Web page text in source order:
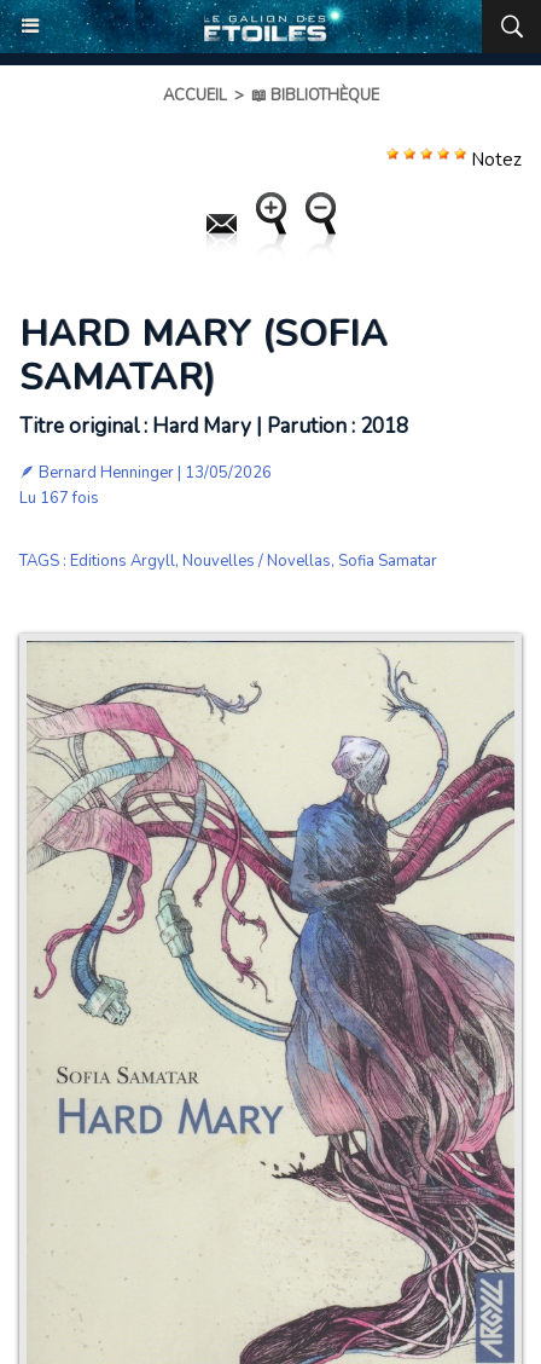
ACCUEIL > 📖 BIBLIOTHÈQUE
Notez
HARD MARY (SOFIA
SAMATAR)
Titre original : Hard Mary | Parution : 2018
🪶 Bernard Henninger| 13/05/2026
Lu 167 fois
TAGS : Editions Argyll, Nouvelles / Novellas, Sofia Samatar